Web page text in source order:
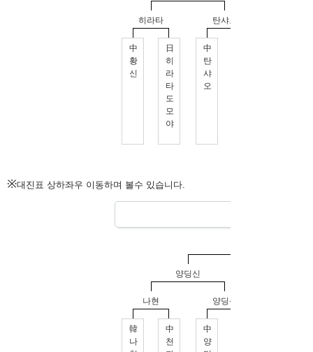
※대진표 상하좌우 이동하며 볼수 있습니다.